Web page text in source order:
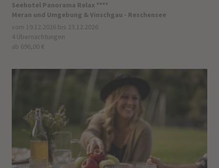
Seehotel Panorama Relax ****
Meran und Umgebung & Vinschgau - Reschensee
vom 19.12.2026 bis 23.12.2026
4 Übernachtungen
ab 696,00 €